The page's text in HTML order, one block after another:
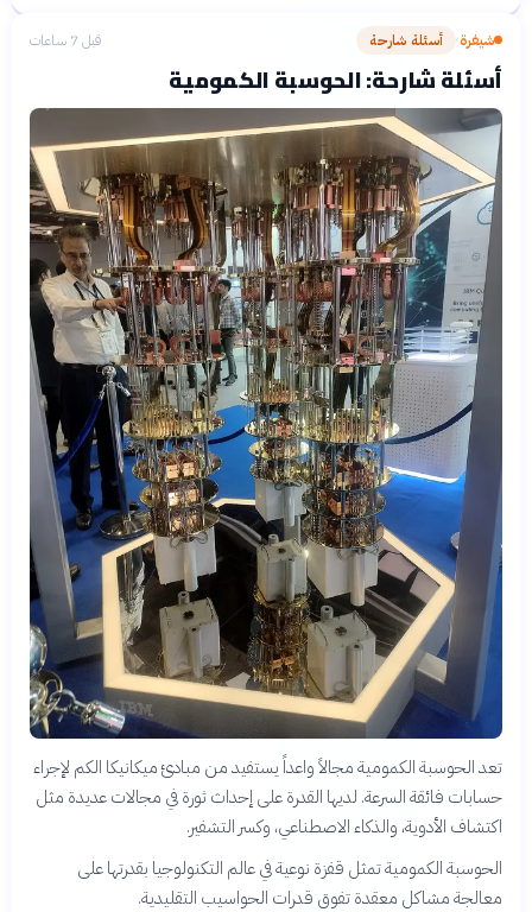
شيفرة› أسئلة شارحة قبل 7 ساعات
أسئلة شارحة: الحوسبة الكمومية
تعد الحوسبة الكمومية مجالاً واعداً يستفيد من مبادئ ميكانيكا الكم لإجراء
حسابات فائقة السرعة. لديها القدرة على إحداث ثورة في مجالات عديدة مثل
اكتشاف الأدوية، والذكاء الاصطناعي، وكسر التشفير.
الحوسبة الكمومية تمثل قفزة نوعية في عالم التكنولوجيا بقدرتها على
معالجة مشاكل معقدة تفوق قدرات الحواسيب التقليدية.